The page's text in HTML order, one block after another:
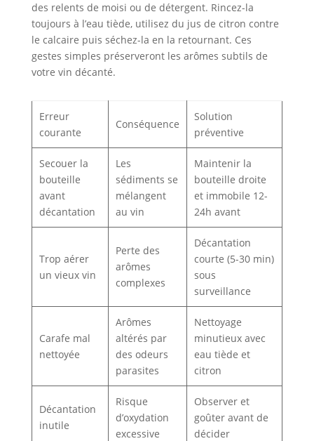
des relents de moisi ou de détergent. Rincez-la
toujours à l’eau tiède, utilisez du jus de citron contre
le calcaire puis séchez-la en la retournant. Ces
gestes simples préserveront les arômes subtils de
votre vin décanté.
Erreur
courante
Conséquence
Solution
préventive
Secouer la
bouteille
avant
décantation
Les
sédiments se
mélangent
au vin
Maintenir la
bouteille droite
et immobile 12-
24h avant
Trop aérer
un vieux vin
Perte des
arômes
complexes
Décantation
courte (5-30 min)
sous
surveillance
Carafe mal
nettoyée
Arômes
altérés par
des odeurs
parasites
Nettoyage
minutieux avec
eau tiède et
citron
Décantation
inutile
Risque
d’oxydation
excessive
Observer et
goûter avant de
décider